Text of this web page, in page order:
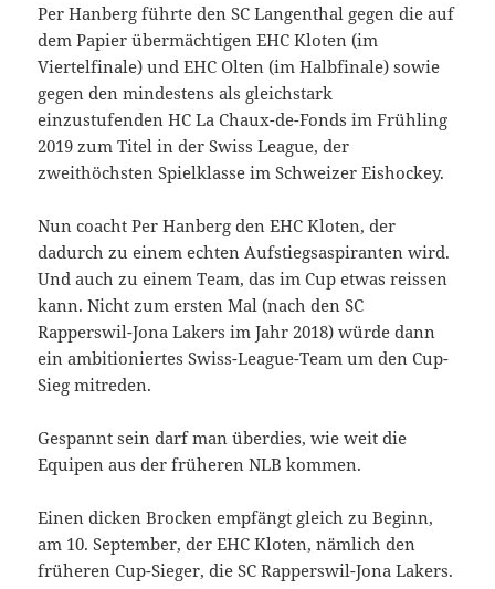
Per Hanberg führte den SC Langenthal gegen die auf
dem Papier übermächtigen EHC Kloten (im
Viertelfinale) und EHC Olten (im Halbfinale) sowie
gegen den mindestens als gleichstark
einzustufenden HC La Chaux-de-Fonds im Frühling
2019 zum Titel in der Swiss League, der
zweithöchsten Spielklasse im Schweizer Eishockey.
Nun coacht Per Hanberg den EHC Kloten, der
dadurch zu einem echten Aufstiegsaspiranten wird.
Und auch zu einem Team, das im Cup etwas reissen
kann. Nicht zum ersten Mal (nach den SC
Rapperswil-Jona Lakers im Jahr 2018) würde dann
ein ambitioniertes Swiss-League-Team um den Cup-
Sieg mitreden.
Gespannt sein darf man überdies, wie weit die
Equipen aus der früheren NLB kommen.
Einen dicken Brocken empfängt gleich zu Beginn,
am 10. September, der EHC Kloten, nämlich den
früheren Cup-Sieger, die SC Rapperswil-Jona Lakers.